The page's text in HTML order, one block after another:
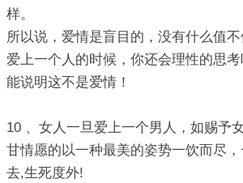
样。
所以说，爱情是盲目的，没有什么值
爱上一个人的时候，你还会理性的思
能说明这不是爱情！
10 、女人一旦爱上一个男人，如赐予
甘情愿的以一种最美的姿势一饮而尽
去,生死度外!